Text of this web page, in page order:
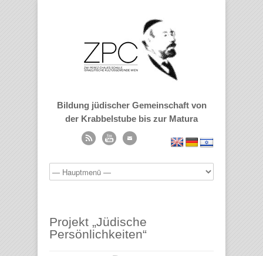
Bildung jüdischer Gemeinschaft von
der Krabbelstube bis zur Matura
Projekt „Jüdische
Persönlichkeiten“